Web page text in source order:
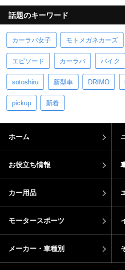
話題のキーワード
カーラバ女子 モトメガネカーズ
エピソード カーラバ バイク
sotoshiru 新型車 DRIMO
pickup 新着
ホーム
お役立ち情報
カー用品
モータースポーツ
メーカー・車種別